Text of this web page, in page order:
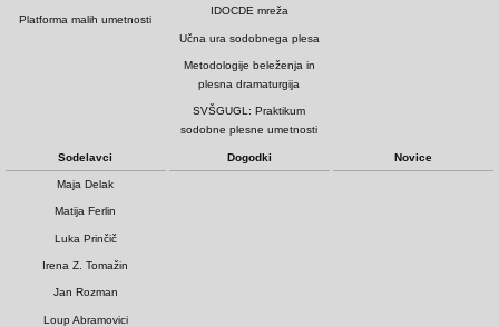
Platforma malih umetnosti
IDOCDE mreža
Učna ura sodobnega plesa
Metodologije beleženja in
plesna dramaturgija
SVŠGUGL: Praktikum
sodobne plesne umetnosti
Sodelavci
Maja Delak
Matija Ferlin
Luka Prinčič
Irena Z. Tomažin
Jan Rozman
Loup Abramovici
Dogodki Novice